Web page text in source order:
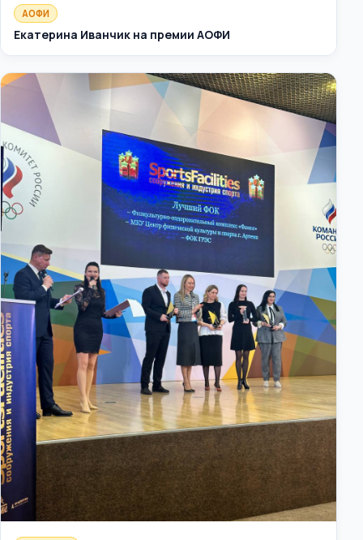
АОФИ
Екатерина Иванчик на премии АОФИ